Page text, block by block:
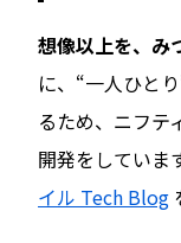
想像以上を、み
に、“一人ひと
るため、ニフテ
開発をしていま
イル Tech Blog